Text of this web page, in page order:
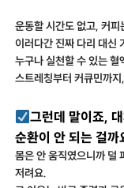
운동할 시간도 없고, 커
이러다간 진짜 다리 대신
누구나 실천할 수 있는
스트레칭부터 커큐민까
그런데 말이죠,
순환이 안 되는 걸까
몸은 안 움직였으니까 덜
저려요.